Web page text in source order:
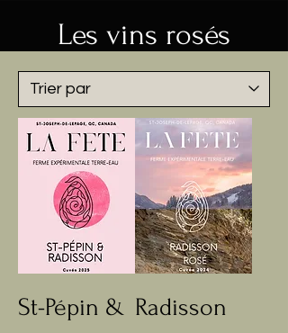
Les vins rosés
St-Pépin & Radisson